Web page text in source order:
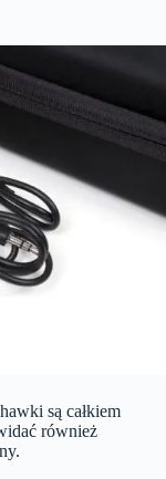
są całkiem
również